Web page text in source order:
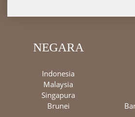
NEGARA
Indonesia
Malaysia
Singapura
Brunei